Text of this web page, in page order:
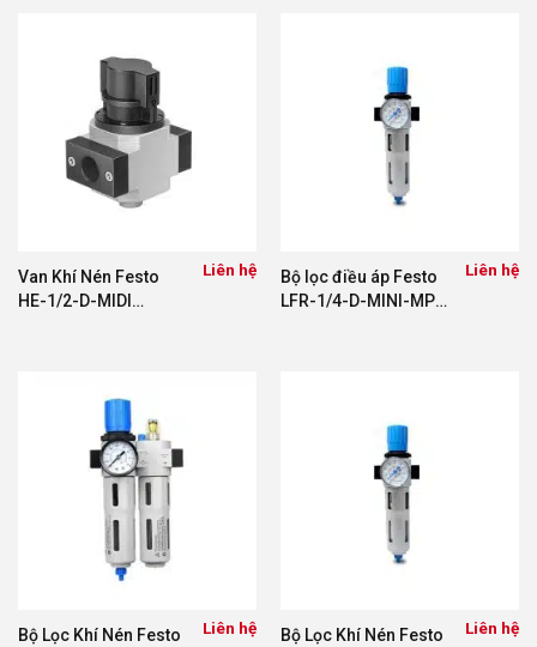
Van Khí Nén Festo
HE-1/2-D-MIDI
Liên hệ
Bộ lọc điều áp Festo
LFR-1/4-D-MINI-MPA
Liên hệ
Bộ Lọc Khí Nén Festo
Liên hệ
Bộ Lọc Khí Nén Festo
Liên hệ